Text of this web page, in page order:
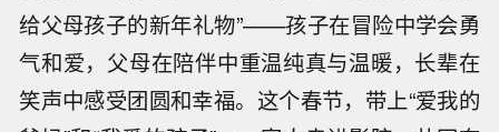
给父母孩子的新年礼物”——孩子在冒险中学会勇
气和爱，父母在陪伴中重温纯真与温暖，长辈在
笑声中感受团圆和幸福。这个春节，带上“爱我的